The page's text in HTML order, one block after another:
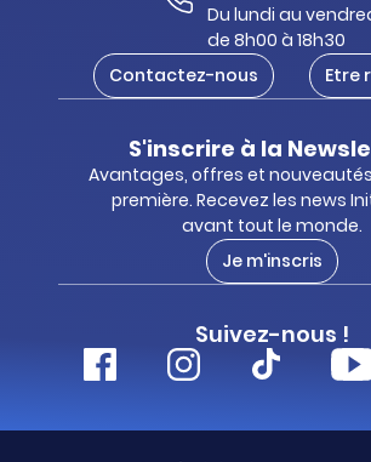
Du lundi au
de 8h00 à 18h30
Contactez-nous
Etre
S'inscrire à la
Avantages, offres et
première. Recevez les news
avant tout le monde.
Je m'inscris
Suivez-nous !